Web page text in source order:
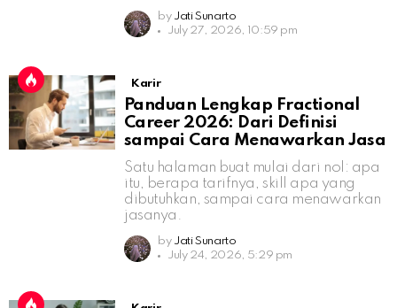
by Jati Sunarto
July 27, 2026, 10:59 pm
Karir
Panduan Lengkap Fractional
Career 2026: Dari Definisi
sampai Cara Menawarkan Jasa
Satu halaman buat mulai dari nol: apa
itu, berapa tarifnya, skill apa yang
dibutuhkan, sampai cara menawarkan
jasanya.
by Jati Sunarto
July 24, 2026, 5:29 pm